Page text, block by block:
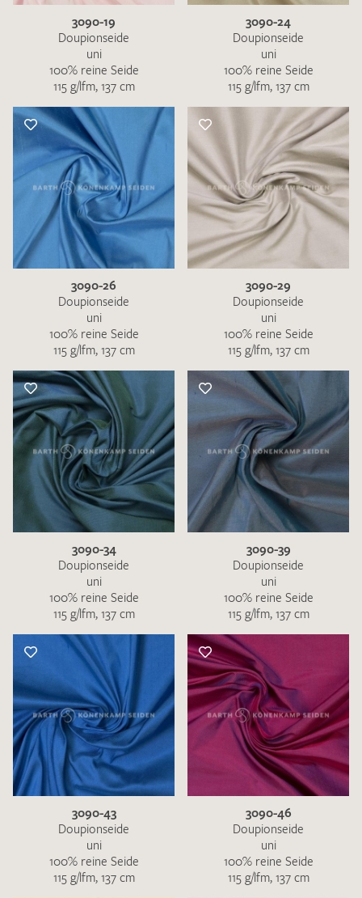
3090-19
Doupionseide
uni
100% reine Seide
115 g/lfm, 137 cm
3090-24
Doupionseide
uni
100% reine Seide
115 g/lfm, 137 cm
3090-26
Doupionseide
uni
100% reine Seide
115 g/lfm, 137 cm
3090-29
Doupionseide
uni
100% reine Seide
115 g/lfm, 137 cm
3090-34
Doupionseide
uni
100% reine Seide
115 g/lfm, 137 cm
3090-39
Doupionseide
uni
100% reine Seide
115 g/lfm, 137 cm
3090-43
Doupionseide
uni
100% reine Seide
115 g/lfm, 137 cm
3090-46
Doupionseide
uni
100% reine Seide
115 g/lfm, 137 cm